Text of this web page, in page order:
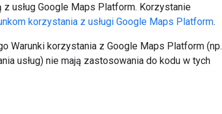
usług Google Maps Platform. Korzystanie
korzystania z usługi Google Maps Platform.
Warunki korzystania z Google Maps Platform (np.
usług) nie mają zastosowania do kodu w tych